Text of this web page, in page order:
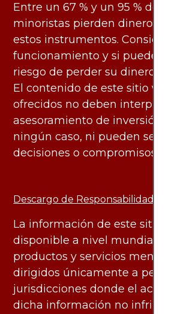
Entre un 67 % y un 95 % de
minoristas pierden dinero al
estos instrumentos.
funcionamiento y si puede
riesgo de perder su dinero.
El contenido de este sitio web
ofrecidos no deben
asesoramiento de inversión ni
ningún caso, ni pueden servir
decisiones o compromisos de
Descargo de Responsabilidad:
La información de este sitio
disponible a nivel mundial.
productos y servicios
dirigidos únicamente a
jurisdicciones donde el acceso
dicha información no infringe